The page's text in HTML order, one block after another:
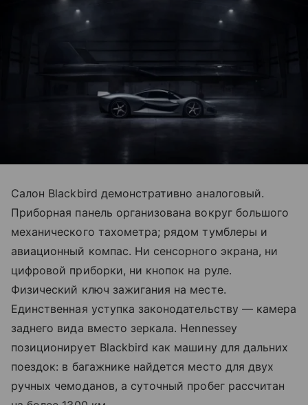
Салон Blackbird демонстративно аналоговый.
Приборная панель организована вокруг большого
механического тахометра; рядом тумблеры и
авиационный компас. Ни сенсорного экрана, ни
цифровой приборки, ни кнопок на руле.
Физический ключ зажигания на месте.
Единственная уступка законодательству — камера
заднего вида вместо зеркала. Hennessey
позиционирует Blackbird как машину для дальних
поездок: в багажнике найдется место для двух
ручных чемоданов, а суточный пробег рассчитан